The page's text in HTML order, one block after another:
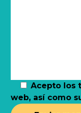
Acepto los
web, así como